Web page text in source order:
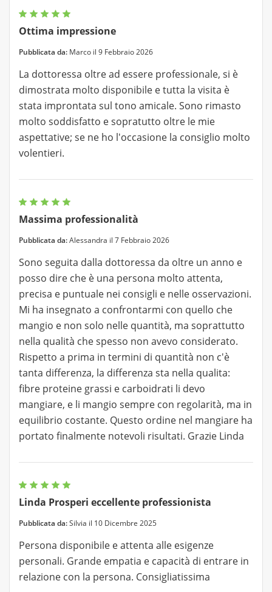
Ottima impressione
Pubblicata da: Marco il 9 Febbraio 2026
La dottoressa oltre ad essere professionale, si è
dimostrata molto disponibile e tutta la visita è
stata improntata sul tono amicale. Sono rimasto
molto soddisfatto e sopratutto oltre le mie
aspettative; se ne ho l'occasione la consiglio molto
volentieri.
Massima professionalità
Pubblicata da:Alessandra il 7 Febbraio 2026
Sono seguita dalla dottoressa da oltre un anno e
posso dire che è una persona molto attenta,
precisa e puntuale nei consigli e nelle osservazioni.
Mi ha insegnato a confrontarmi con quello che
mangio e non solo nelle quantità, ma soprattutto
nella qualità che spesso non avevo considerato.
Rispetto a prima in termini di quantità non c'è
tanta differenza, la differenza sta nella qualita:
fibre proteine grassi e carboidrati li devo
mangiare, e li mangio sempre con regolarità, ma in
equilibrio costante. Questo ordine nel mangiare ha
portato finalmente notevoli risultati. Grazie Linda
Linda Prosperi eccellente professionista
Pubblicata da:Silvia il 10 Dicembre 2025
Persona disponibile e attenta alle esigenze
personali. Grande empatia e capacità di entrare in
relazione con la persona. Consigliatissima